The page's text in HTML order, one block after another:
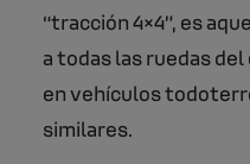
“tracción 4×4”, es
a todas las ruedas
en vehículos
similares.